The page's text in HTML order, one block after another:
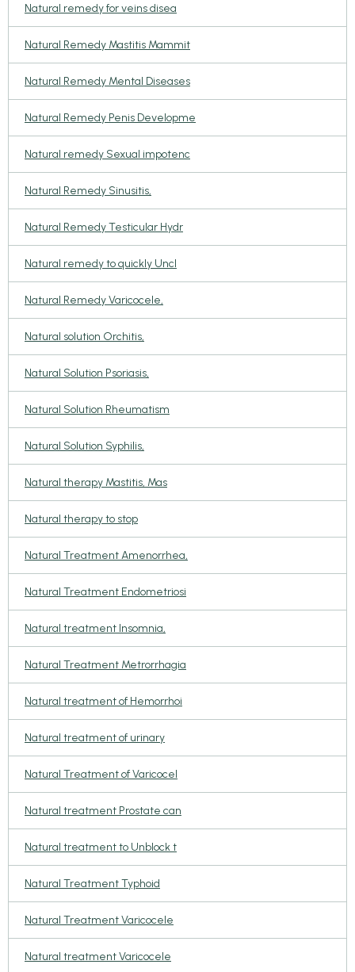
Natural remedy for veins disea
Natural Remedy Mastitis Mammit
Natural Remedy Mental Diseases
Natural Remedy Penis Developme
Natural remedy Sexual impotenc
Natural Remedy Sinusitis,
Natural Remedy Testicular Hydr
Natural remedy to quickly Uncl
Natural Remedy Varicocele,
Natural solution Orchitis,
Natural Solution Psoriasis,
Natural Solution Rheumatism
Natural Solution Syphilis,
Natural therapy Mastitis, Mas
Natural therapy to stop
Natural Treatment Amenorrhea,
Natural Treatment Endometriosi
Natural treatment Insomnia,
Natural Treatment Metrorrhagia
Natural treatment of Hemorrhoi
Natural treatment of urinary
Natural Treatment of Varicocel
Natural treatment Prostate can
Natural treatment to Unblock t
Natural Treatment Typhoid
Natural Treatment Varicocele
Natural treatment Varicocele